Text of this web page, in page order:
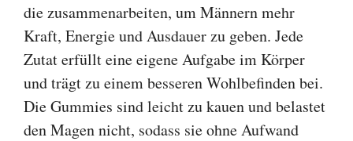
die zusammenarbeiten, um Männern mehr
Kraft, Energie und Ausdauer zu geben. Jede
Zutat erfüllt eine eigene Aufgabe im Körper
und trägt zu einem besseren Wohlbefinden bei.
Die Gummies sind leicht zu kauen und belastet
den Magen nicht, sodass sie ohne Aufwand